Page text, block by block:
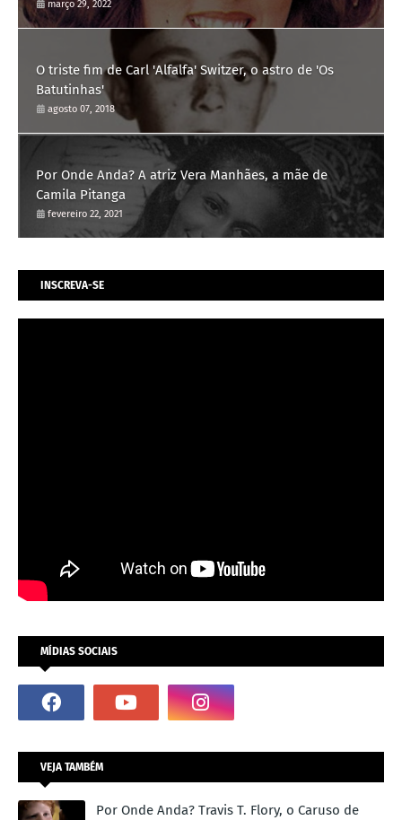
março 29, 2022
O triste fim de Carl 'Alfalfa' Switzer, o astro de 'Os
Batutinhas'
agosto 07, 2018
Por Onde Anda? A atriz Vera Manhães, a mãe de
Camila Pitanga
fevereiro 22, 2021
INSCREVA-SE
MÍDIAS SOCIAIS
VEJA TAMBÉM
Por Onde Anda? Travis T. Flory, o Caruso de